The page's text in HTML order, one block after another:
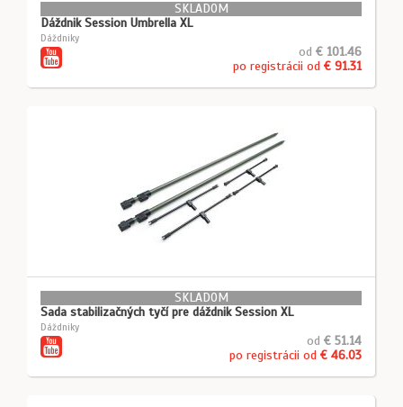
SKLADOM
Dáždnik Session Umbrella XL
Dáždniky
od € 101.46
po registrácii od € 91.31
SKLADOM
Sada stabilizačných tyčí pre dáždnik Session XL
Dáždniky
od € 51.14
po registrácii od € 46.03